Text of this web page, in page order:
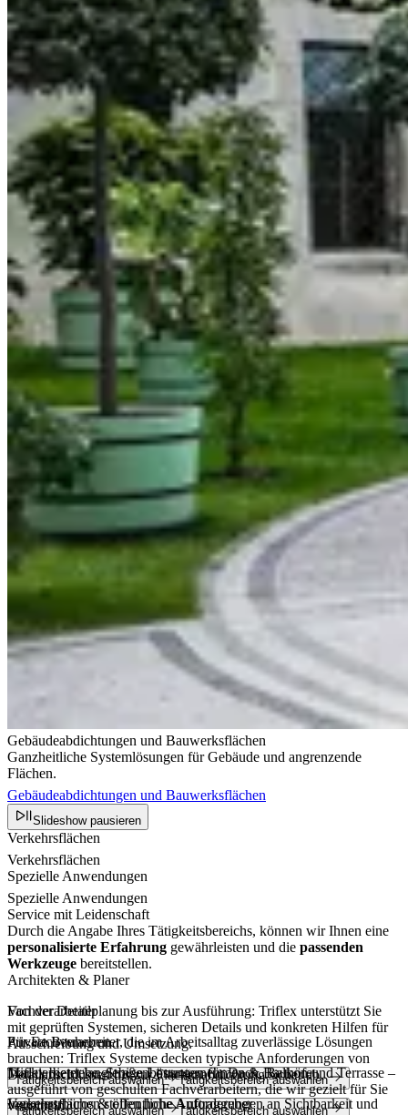
Gebäudeabdichtungen und Bauwerksflächen
Ganzheitliche Systemlösungen für Gebäude und angrenzende
Flächen.
Gebäudeabdichtungen und Bauwerksflächen
Slideshow pausieren
Verkehrsflächen
Verkehrsflächen
Spezielle Anwendungen
Spezielle Anwendungen
Service mit Leidenschaft
Durch die Angabe Ihres Tätigkeitsbereichs, können wir Ihnen eine
personalisierte Erfahrung gewährleisten und die passenden
Werkzeuge bereitstellen.
Architekten & Planer
Von der Detailplanung bis zur Ausführung: Triflex unterstützt Sie
mit geprüften Systemen, sicheren Details und konkreten Hilfen für
Ausschreibung und Umsetzung.
Tätigkeitsbereich auswählen Tätigkeitsbereich auswählen
Fachverarbeiter
Für Fachverarbeiter, die im Arbeitsalltag zuverlässige Lösungen
brauchen: Triflex Systeme decken typische Anforderungen von
Detailanschlüssen bis zur Flächenabdichtung sicher ab.
Tätigkeitsbereich auswählen Tätigkeitsbereich auswählen
Private Bauherren
Triflex bietet langlebige Lösungen für Dach, Balkon und Terrasse –
ausgeführt von geschulten Fachverarbeitern, die wir gezielt für Sie
vermitteln.
Markierbetriebe, Straßenbauunternehmen & Bauhöfe
Verkehrsflächen stellen hohe Anforderungen an Sichtbarkeit und
Ingenieurbüros & öffentliche Auftraggeber